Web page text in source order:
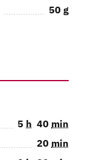
50 g
5 h 40 min
20 min